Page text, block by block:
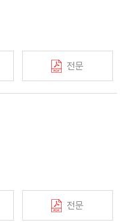
만 아니라 ESG 요소를
실천 및 사회책임을
위한 목적뿐만 아니라
ESG 투자를 해야 할
적으로 참여하며 ESG
고 있음. ESG 투자를
지속가능 테마 투자와
투자 전략을 구사하고
위해 ESG 통합 전략을
사적 차원에서 적용
ESG 통합을 위해 외부
할 수 있어야 함. 한편
전문
로 반려동물 입양이
보험 가입률은 1%
식과 사회적 관심이
으로 꾸준히 성장하고
전문